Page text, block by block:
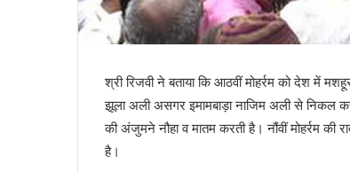
श्री रिजवी ने बताया कि आठवीं मोहर्रम को देश में
झूला अली असगर इमामबाड़ा नाजिम अली से निकल
की अंजुमने नौहा व मातम करती है। नौंवीं मोहर्रम की
है।